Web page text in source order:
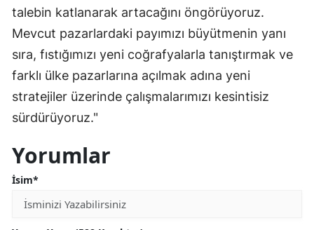
talebin katlanarak artacağını öngörüyoruz.
Mevcut pazarlardaki payımızı büyütmenin yanı
sıra, fıstığımızı yeni coğrafyalarla tanıştırmak ve
farklı ülke pazarlarına açılmak adına yeni
stratejiler üzerinde çalışmalarımızı kesintisiz
sürdürüyoruz."
Yorumlar
İsim*